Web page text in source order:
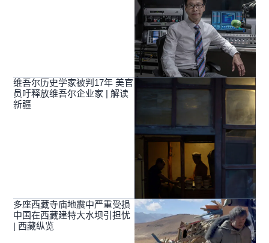
维吾尔历史学家被判17年 美官
员吁释放维吾尔企业家 | 解读
新疆
多座西藏寺庙地震中严重受损
中国在西藏建特大水坝引担忧
| 西藏纵览